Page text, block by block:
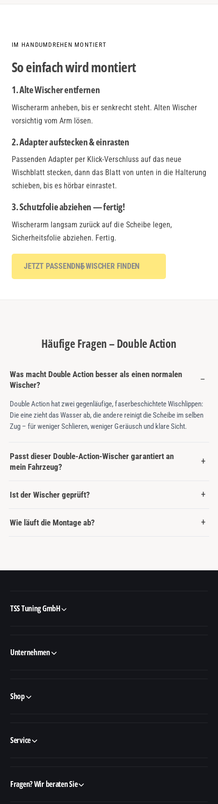
IM HANDUMDREHEN MONTIERT
So einfach wird montiert
1. Alte Wischer entfernen
Wischerarm anheben, bis er senkrecht steht. Alten Wischer
vorsichtig vom Arm lösen.
2. Adapter aufstecken & einrasten
Passenden Adapter per Klick-Verschluss auf das neue
Wischblatt stecken, dann das Blatt von unten in die Halterung
schieben, bis es hörbar einrastet.
3. Schutzfolie abziehen — fertig!
Wischerarm langsam zurück auf die Scheibe legen,
Sicherheitsfolie abziehen. Fertig.
JETZT PASSENDNE WISCHER FINDEN
Häufige Fragen – Double Action
Was macht Double Action besser als einen normalen
Wischer?
Double Action hat zwei gegenläufige, faserbeschichtete Wischlippen:
Die eine zieht das Wasser ab, die andere reinigt die Scheibe im selben
Zug – für weniger Schlieren, weniger Geräusch und klare Sicht.
Passt dieser Double-Action-Wischer garantiert an
mein Fahrzeug?
Ist der Wischer geprüft?
Wie läuft die Montage ab?
TSS Tuning GmbH
Unternehmen
Shop
Service
Fragen? Wir beraten Sie